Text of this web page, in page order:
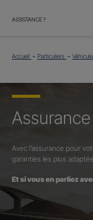
ASSISTANCE ?
Accueil Particuliers
Assurance
Avec l’assurance pour
garanties les plus
Et si vous en parliez